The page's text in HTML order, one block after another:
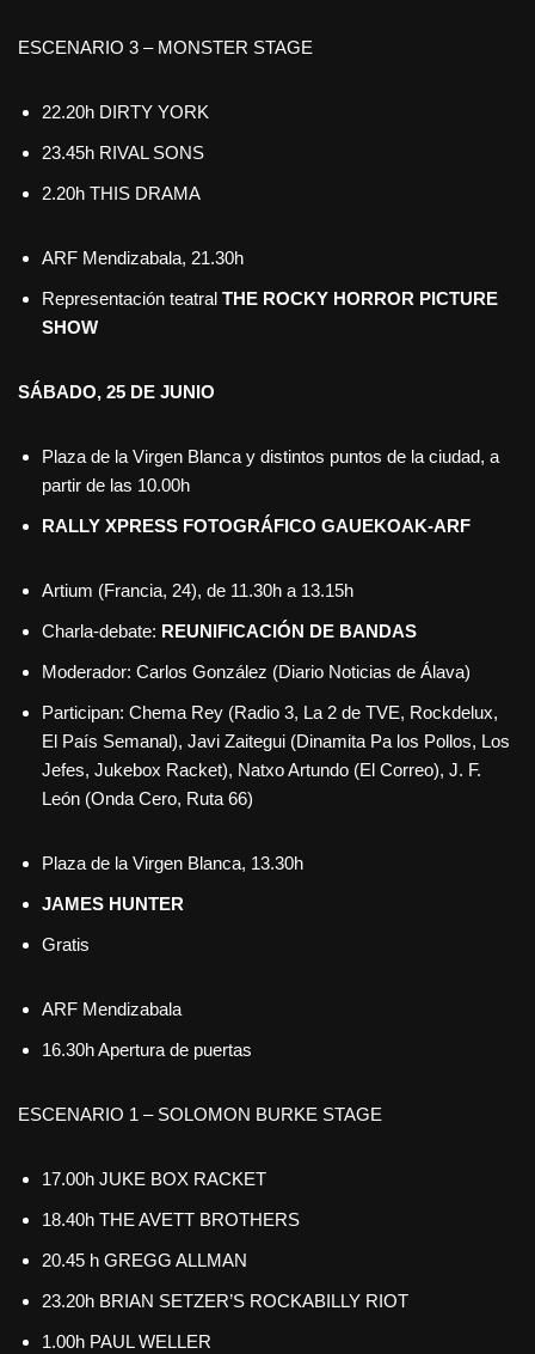
ESCENARIO 3 – MONSTER STAGE
22.20h DIRTY YORK
23.45h RIVAL SONS
2.20h THIS DRAMA
ARF Mendizabala, 21.30h
Representación teatral THE ROCKY HORROR PICTURE
SHOW
SÁBADO, 25 DE JUNIO
Plaza de la Virgen Blanca y distintos puntos de la ciudad, a
partir de las 10.00h
RALLY XPRESS FOTOGRÁFICO GAUEKOAK-ARF
Artium (Francia, 24), de 11.30h a 13.15h
Charla-debate: REUNIFICACIÓN DE BANDAS
Moderador: Carlos González (Diario Noticias de Álava)
Participan: Chema Rey (Radio 3, La 2 de TVE, Rockdelux,
El País Semanal), Javi Zaitegui (Dinamita Pa los Pollos, Los
Jefes, Jukebox Racket), Natxo Artundo (El Correo), J. F.
León (Onda Cero, Ruta 66)
Plaza de la Virgen Blanca, 13.30h
JAMES HUNTER
Gratis
ARF Mendizabala
16.30h Apertura de puertas
ESCENARIO 1 – SOLOMON BURKE STAGE
17.00h JUKE BOX RACKET
18.40h THE AVETT BROTHERS
20.45 h GREGG ALLMAN
23.20h BRIAN SETZER’S ROCKABILLY RIOT
1.00h PAUL WELLER